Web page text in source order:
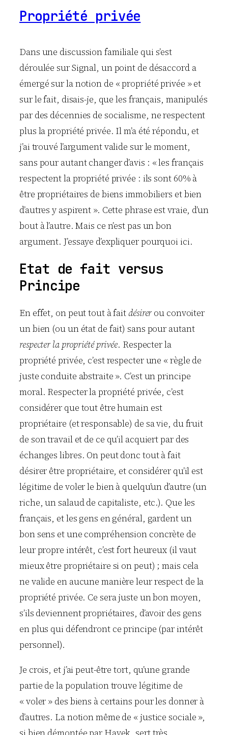
Propriété privée
Dans une discussion familiale qui s’est
déroulée sur Signal, un point de désaccord a
émergé sur la notion de « propriété privée » et
sur le fait, disais-je, que les français, manipulés
par des décennies de socialisme, ne respectent
plus la propriété privée. Il m’a été répondu, et
j’ai trouvé l’argument valide sur le moment,
sans pour autant changer d’avis : « les français
respectent la propriété privée : ils sont 60% à
être propriétaires de biens immobiliers et bien
d’autres y aspirent ». Cette phrase est vraie, d’un
bout à l’autre. Mais ce n’est pas un bon
argument. J’essaye d’expliquer pourquoi ici.
Etat de fait versus
Principe
En effet, on peut tout à faitdésirer ou convoiter
un bien (ou un état de fait) sans pour autant
respecter la propriété privée. Respecter la
propriété privée, c’est respecter une « règle de
juste conduite abstraite ». C’est un principe
moral. Respecter la propriété privée, c’est
considérer que tout être humain est
propriétaire (et responsable) de sa vie, du fruit
de son travail et de ce qu’il acquiert par des
échanges libres. On peut donc tout à fait
désirer être propriétaire, et considérer qu’il est
légitime de voler le bien à quelqu’un d’autre (un
riche, un salaud de capitaliste, etc.). Que les
français, et les gens en général, gardent un
bon sens et une compréhension concrète de
leur propre intérêt, c’est fort heureux (il vaut
mieux être propriétaire si on peut) ; mais cela
ne valide en aucune manière leur respect de la
propriété privée. Ce sera juste un bon moyen,
s’ils deviennent propriétaires, d’avoir des gens
en plus qui défendront ce principe (par intérêt
personnel).
Je crois, et j’ai peut-être tort, qu’une grande
partie de la population trouve légitime de
« voler » des biens à certains pour les donner à
d’autres. La notion même de « justice sociale »,